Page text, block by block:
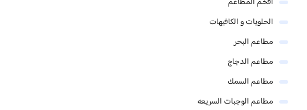
الحلويات و الكافيهات ‎
مطاعم البحر
مطاعم الدجاج
مطاعم السمك
مطاعم الوجبات السريعه